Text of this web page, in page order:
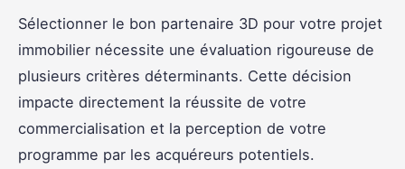
Sélectionner le bon partenaire 3D pour votre projet
immobilier nécessite une évaluation rigoureuse de
plusieurs critères déterminants. Cette décision
impacte directement la réussite de votre
commercialisation et la perception de votre
programme par les acquéreurs potentiels.